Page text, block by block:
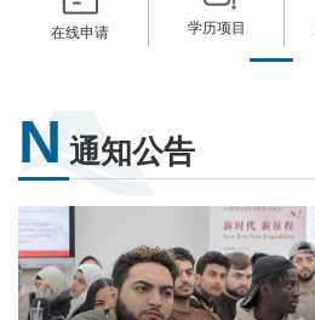
在线申请 学历项目
N 通知公告